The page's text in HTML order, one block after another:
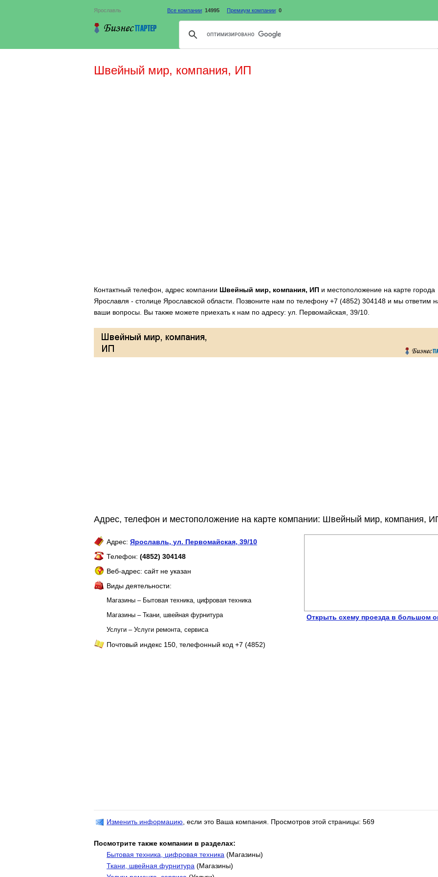
Ярославль Все компании: 14995 Премиум компании: 0
Швейный мир, компания, ИП
Контактный телефон, адрес компании Швейный мир, компания, ИП и местоположение на карте города
Ярославля - столице Ярославской области. Позвоните нам по телефону +7 (4852) 304148 и мы ответим
ваши вопросы. Вы также можете приехать к нам по адресу: ул. Первомайская, 39/10.
Адрес, телефон и местоположение на карте компании: Швейный мир, компания,
Адрес: Ярославль, ул. Первомайская, 39/10
Телефон: (4852) 304148
Веб-адрес: сайт не указан
Виды деятельности:
Магазины – Бытовая техника, цифровая техника
Магазины – Ткани, швейная фурнитура
Услуги – Услуги ремонта, сервиса
Почтовый индекс 150, телефонный код +7 (4852)
Открыть схему проезда в большом
Изменить информацию , если это Ваша компания. Просмотров этой страницы: 569
Посмотрите также компании в разделах:
Бытовая техника, цифровая техника (Магазины)
Ткани, швейная фурнитура (Магазины)